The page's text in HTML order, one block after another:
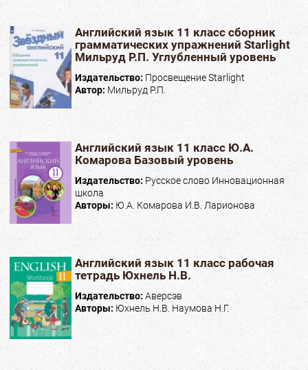
Английский язык 11 класс сборник
грамматических упражнений Starlight
Мильруд Р.П. Углубленный уровень
Издательство: Просвещение Starlight
Автор: Мильруд Р.П.
Английский язык 11 класс Ю.А.
Комарова Базовый уровень
Издательство: Русское слово Инновационная
школа
Авторы: Ю.А. Комарова И.В. Ларионова
Английский язык 11 класс рабочая
тетрадь Юхнель Н.В.
Издательство: Аверсэв
Авторы: Юхнель Н.В. Наумова Н.Г.